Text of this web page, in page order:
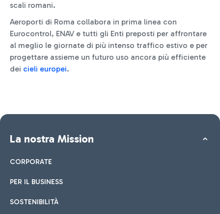
scali romani.
Aeroporti di Roma collabora in prima linea con
Eurocontrol, ENAV e tutti gli Enti preposti per affrontare
al meglio le giornate di più intenso traffico estivo e per
progettare assieme un futuro uso ancora più efficiente
dei cieli europei.
La nostra Mission
CORPORATE
PER IL BUSINESS
SOSTENIBILITÀ